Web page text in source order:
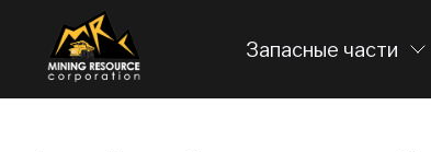
Запасные части